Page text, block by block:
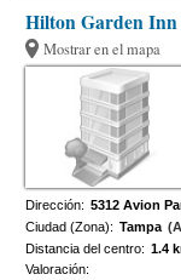
Hilton Garden
Mostrar en el mapa
Dirección: 5312 Avion
Ciudad (Zona): Tampa
Distancia del centro: 1.4
Valoración: